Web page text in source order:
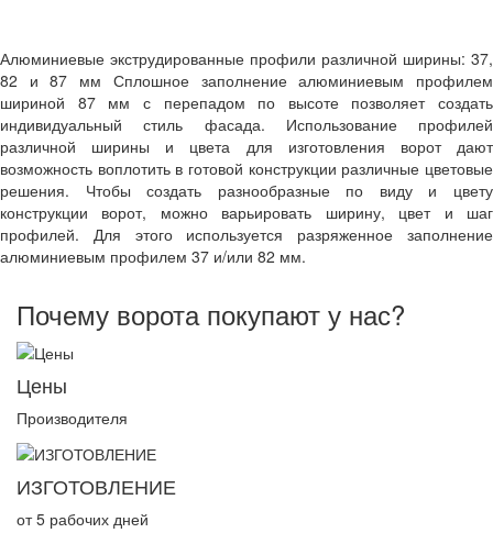
Алюминиевые экструдированные профили различной ширины: 37,
82 и 87 мм Сплошное заполнение алюминиевым профилем
шириной 87 мм с перепадом по высоте позволяет создать
индивидуальный стиль фасада. Использование профилей
различной ширины и цвета для изготовления ворот дают
возможность воплотить в готовой конструкции различные цветовые
решения. Чтобы создать разнообразные по виду и цвету
конструкции ворот, можно варьировать ширину, цвет и шаг
профилей. Для этого используется разряженное заполнение
алюминиевым профилем 37 и/или 82 мм.
Почему ворота покупают у нас?
Цены
Производителя
ИЗГОТОВЛЕНИЕ
от 5 рабочих дней